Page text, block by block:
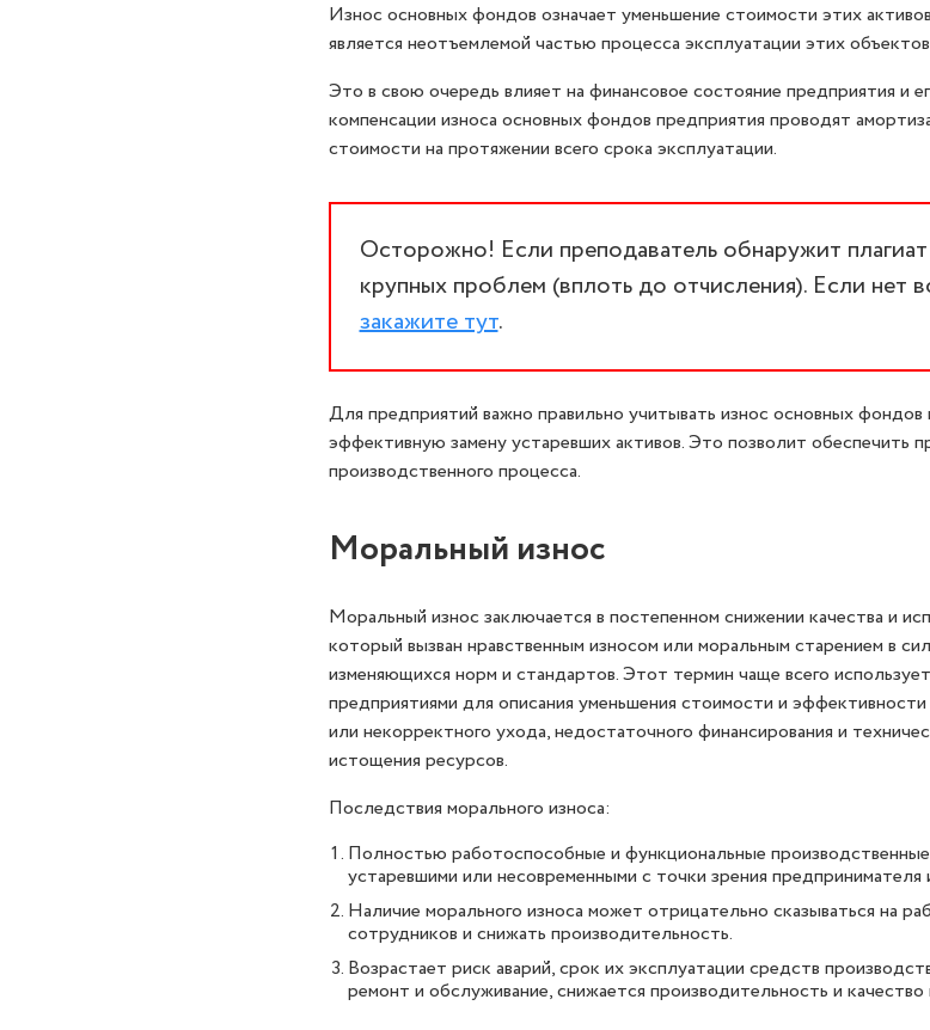
Износ основных фондов означает уменьшение стоимости этих
является неотъемлемой частью процесса эксплуатации этих
Это в свою очередь влияет на финансовое состояние предприятия и
компенсации износа основных фондов предприятия проводят
стоимости на протяжении всего срока эксплуатации.
Осторожно! Если преподаватель обнаружит
крупных проблем (вплоть до отчисления). Если нет
закажите тут.
Для предприятий важно правильно учитывать износ основных
эффективную замену устаревших активов. Это позволит обеспечить
производственного процесса.
Моральный износ
Моральный износ заключается в постепенном снижении качества и
который вызван нравственным износом или моральным старением в
изменяющихся норм и стандартов. Этот термин чаще всего
предприятиями для описания уменьшения стоимости и
или некорректного ухода, недостаточного финансирования и
истощения ресурсов.
Последствия морального износа:
Полностью работоспособные и функциональные
устаревшими или несовременными с точки зрения предпринимателя
Наличие морального износа может отрицательно сказываться на
сотрудников и снижать производительность.
Возрастает риск аварий, срок их эксплуатации средств
ремонт и обслуживание, снижается производительность и